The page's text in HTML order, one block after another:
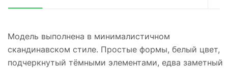
Модель выполнена в минималистичном
скандинавском стиле. Простые формы, белый цвет,
подчеркнутый тёмными элементами, едва заметный